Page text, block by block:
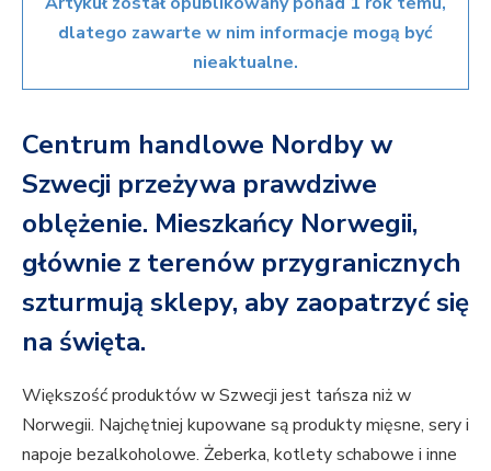
dlatego zawarte w nim informacje mogą być
nieaktualne.
Centrum handlowe Nordby w
Szwecji przeżywa prawdziwe
oblężenie. Mieszkańcy Norwegii,
głównie z terenów przygranicznych
szturmują sklepy, aby zaopatrzyć się
na święta.
Większość produktów w Szwecji jest tańsza niż w
Norwegii. Najchętniej kupowane są produkty mięsne, sery i
napoje bezalkoholowe. Żeberka, kotlety schabowe i inne